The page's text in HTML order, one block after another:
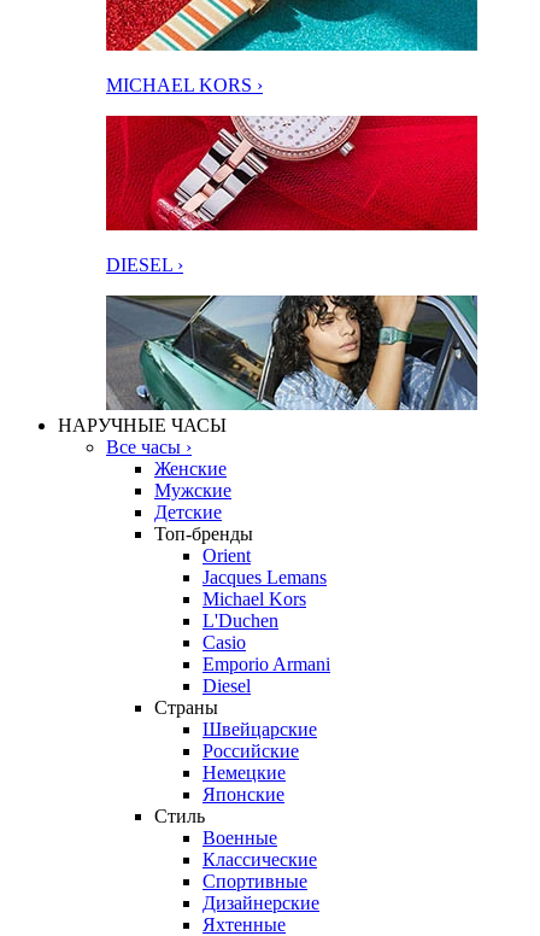
MICHAEL KORS ›
DIESEL ›
НАРУЧНЫЕ ЧАСЫ
Все часы ›
Женские
Мужские
Детские
Топ-бренды
Orient
Jacques Lemans
Michael Kors
L'Duchen
Casio
Emporio Armani
Diesel
Страны
Швейцарские
Российские
Немецкие
Японские
Стиль
Военные
Классические
Спортивные
Дизайнерские
Яхтенные